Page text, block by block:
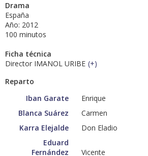
Drama
España
Año: 2012
100 minutos
Ficha técnica
Director IMANOL URIBE (+)
Reparto
Iban Garate
Enrique
Blanca Suárez
Carmen
Karra Elejalde
Don Eladio
Eduard
Fernández
Vicente